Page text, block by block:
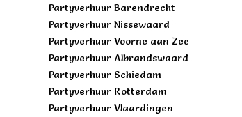
Partyverhuur Barendrecht
Partyverhuur Nissewaard
Partyverhuur Voorne aan Zee
Partyverhuur Albrandswaard
Partyverhuur Schiedam
Partyverhuur Rotterdam
Partyverhuur Vlaardingen